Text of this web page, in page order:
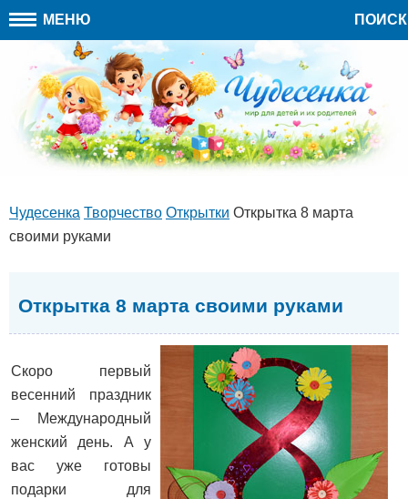
МЕНЮ ПОИСК
Чудесенка Творчество Открытки Открытка 8 марта
своими руками
Открытка 8 марта своими руками
Скоро первый
весенний праздник
– Международный
женский день. А у
вас уже готовы
подарки для